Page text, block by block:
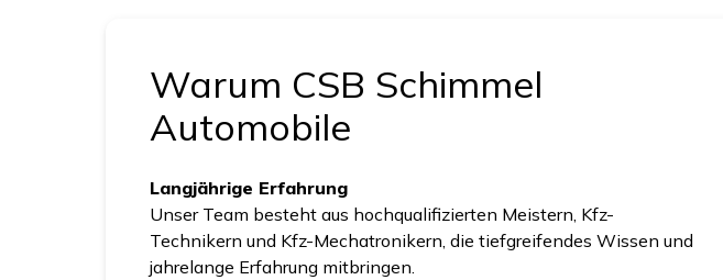
Warum CSB Schimmel
Automobile
Langjährige Erfahrung
Unser Team besteht aus hochqualifizierten Meistern, Kfz-
Technikern und Kfz-Mechatronikern, die tiefgreifendes Wissen und
jahrelange Erfahrung mitbringen.